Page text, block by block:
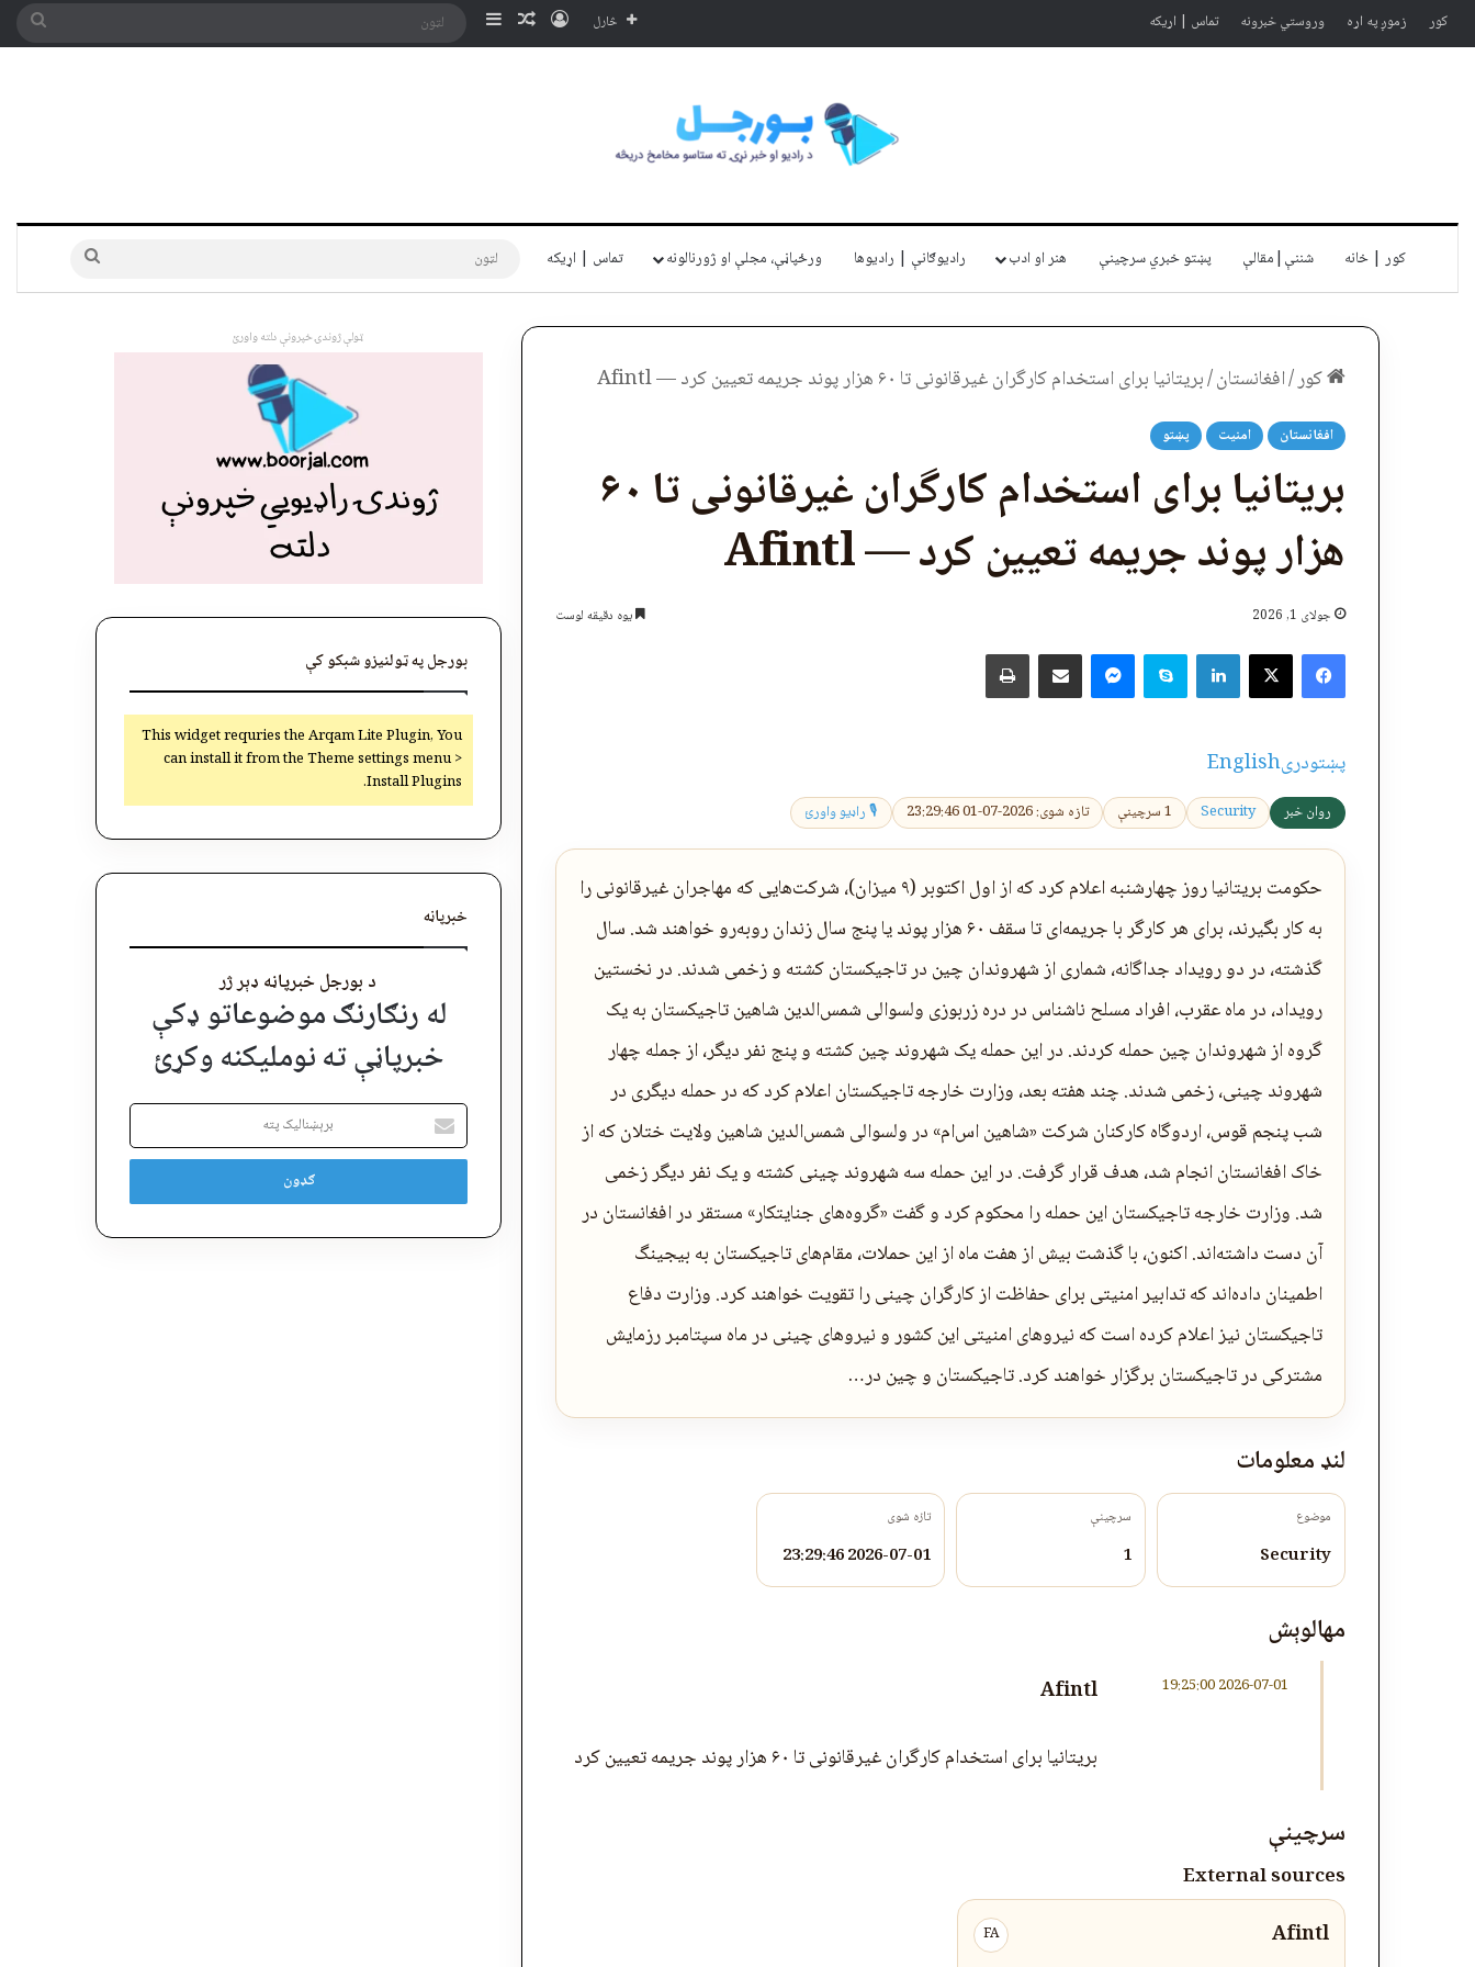
کور زموږ په اړه وروستي خبرونه تماس | اړیکه څارل ننوتلناڅاپه توری
Sidebar لټون
کور | خانه شننې|مقالې پښتو خبري سرچينې هنر او ادب رادیوګانې | رادیوها ورځپاڼې، مجلې او ژورنالونه تماس | اړیکه لټون
کور/افغانستان/بریتانیا برای استخدام کارگران غیرقانونی تا ۶۰ هزار پوند جریمه تعیین کرد — Afintl
افغانستان امنیت پښتو
بریتانیا برای استخدام کارگران غیرقانونی تا ۶۰
هزار پوند جریمه تعیین کرد — Afintl
جولای 1, 2026 یوه دقیقه لوست
Facebook
X
LinkedIn
Skype
Messenger
پر برېښنالیک یې شریک کړئ چاپول
پښتودریEnglish
روان خبر Security 1 سرچینې تازه شوی: 2026-07-01 23:29:46 🎙 راډیو واورئ
حکومت بریتانیا روز چهارشنبه اعلام کرد که از اول اکتوبر (۹ میزان)، شرکت‌هایی که مهاجران غیرقانونی را
به کار بگیرند، برای هر کارگر با جریمه‌ای تا سقف ۶۰ هزار پوند یا پنج سال زندان روبه‌رو خواهند شد. سال
گذشته، در دو رویداد جداگانه، شماری از شهروندان چین در تاجیکستان کشته و زخمی شدند. در نخستین
رویداد، در ماه عقرب، افراد مسلح ناشناس در دره زربوزی ولسوالی شمس‌الدین شاهین تاجیکستان به یک
گروه از شهروندان چین حمله کردند. در این حمله یک شهروند چین کشته و پنج نفر دیگر، از جمله چهار
شهروند چینی، زخمی شدند. چند هفته بعد، وزارت خارجه تاجیکستان اعلام کرد که در حمله دیگری در
شب پنجم قوس، اردوگاه کارکنان شرکت «شاهین اس‌ام» در ولسوالی شمس‌الدین شاهین ولایت ختلان که از
خاک افغانستان انجام شد، هدف قرار گرفت. در این حمله سه شهروند چینی کشته و یک نفر دیگر زخمی
شد. وزارت خارجه تاجیکستان این حمله را محکوم کرد و گفت «گروه‌های جنایتکار» مستقر در افغانستان در
آن دست داشته‌اند. اکنون، با گذشت بیش از هفت ماه از این حملات، مقام‌های تاجیکستان به بیجینگ
اطمینان داده‌اند که تدابیر امنیتی برای حفاظت از کارگران چینی را تقویت خواهند کرد. وزارت دفاع
تاجیکستان نیز اعلام کرده است که نیروهای امنیتی این کشور و نیروهای چینی در ماه سپتامبر رزمایش
مشترکی در تاجیکستان برگزار خواهند کرد. تاجیکستان و چین در…
لنډ معلومات
موضوع
Security
سرچینې
1
تازه شوی
2026-07-01 23:29:46
مهالوېش
2026-07-01 19:25:00
Afintl
بریتانیا برای استخدام کارگران غیرقانونی تا ۶۰ هزار پوند جریمه تعیین کرد
سرچینې
External sources
Afintl
FA
ټولې ژوندۍ خپرونې دلته واورئ
بورجل په ټولنیزو شبکو کې
This widget requries the Arqam Lite Plugin, You
can install it from the Theme settings menu >
Install Plugins.
خبرپاڼه
د بورجل خبرپاڼه ډېر ژر
له رنګارنګ موضوعاتو ډکې
خبرپاڼې ته نوملیکنه وکړئ
برېښنالیک
پته